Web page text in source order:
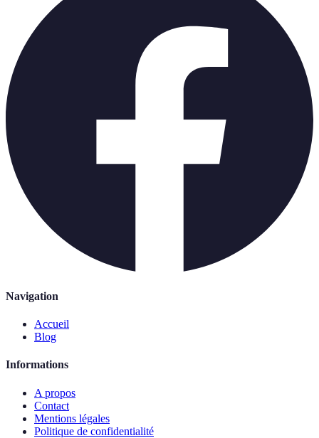
Navigation
Accueil
Blog
Informations
A propos
Contact
Mentions légales
Politique de confidentialité